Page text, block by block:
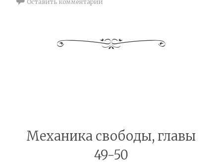
Оставить комментарий
Механика свободы, главы
49-50